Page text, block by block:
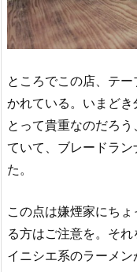
ところでこの店、テ
かれている。いまど
とって貴重なのだろ
ていて、ブレードラ
た。
この点は嫌煙家にち
る方はご注意を。それ
イニシエ系のラーメン